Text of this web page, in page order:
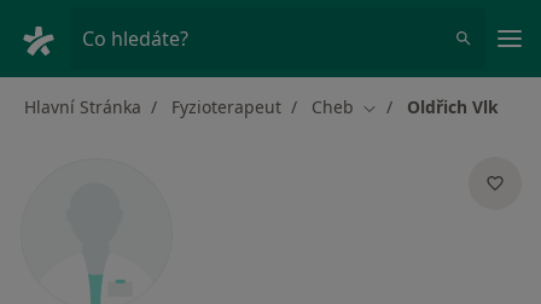
Co hledáte?
Hlavní Stránka Fyzioterapeut Cheb Změna města
Oldřich Vlk